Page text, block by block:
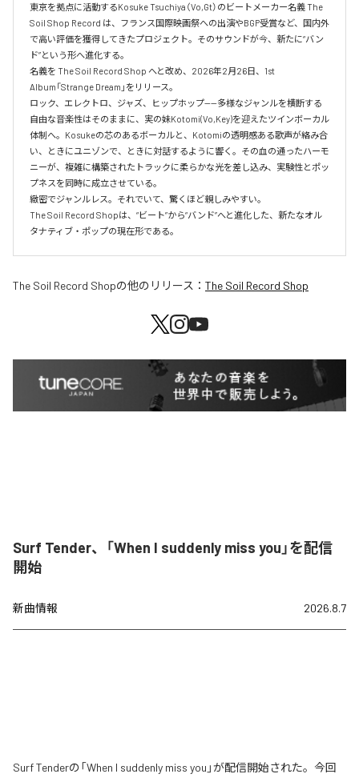
東京を拠点に活動するKosuke Tsuchiya（Vo,Gt）のビートメーカー名義 The
Soil Shop Record は、フランス国際映画祭への出演やBGP受賞など、国内外
で高い評価を獲得してきたプロジェクト。そのサウンドが今、新たに“バン
ド”という形へ進化する。
名義を The Soil Record Shop へと改め、2026年2月26日、1st
Album「Strange Dream」をリリース。
ロック、エレクトロ、ジャズ、ヒップホップ——多様なジャンルを横断する
自由な音楽性はそのままに、実の妹Kotomi(Vo,Key)を迎えたツインボーカル
体制へ。Kosukeの芯のあるボーカルと、Kotomiの透明感ある歌声が絡み合
い、ときにユニゾンで、ときに対話するように響く。その血の通ったハーモ
ニーが、複雑に構築されたトラックに柔らかな光を差し込み、実験性とポッ
プネスを同時に成立させている。
緻密でジャンルレス。それでいて、驚くほど親しみやすい。
The Soil Record Shopは、“ビート”から“バンド”へと進化した、新たなオル
タナティブ・ポップの現在形である。
The Soil Record Shopの他のリリース： The Soil Record Shop
Surf Tender、「When I suddenly miss you」を配信
開始
新曲情報 2026.8.7
Surf Tenderの「When I suddenly miss you」が配信開始された。今回